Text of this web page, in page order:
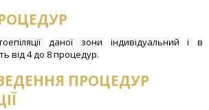
даної зони індивідуальний і в
від 4 до 8 процедур.
ПРОЦЕДУР